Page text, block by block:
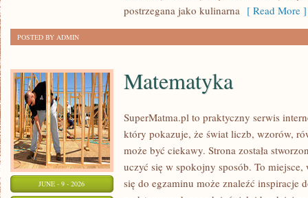
postrzegana jako kulinarna [ Read More ]
POSTED BY ADMIN
JUNE - 9 - 2026
Matematyka
SuperMatma.pl to praktyczny serwis
który pokazuje, że świat liczb, wzorów,
może być ciekawy. Strona została
uczyć się w spokojny sposób. To
się do egzaminu może znaleźć inspiracje